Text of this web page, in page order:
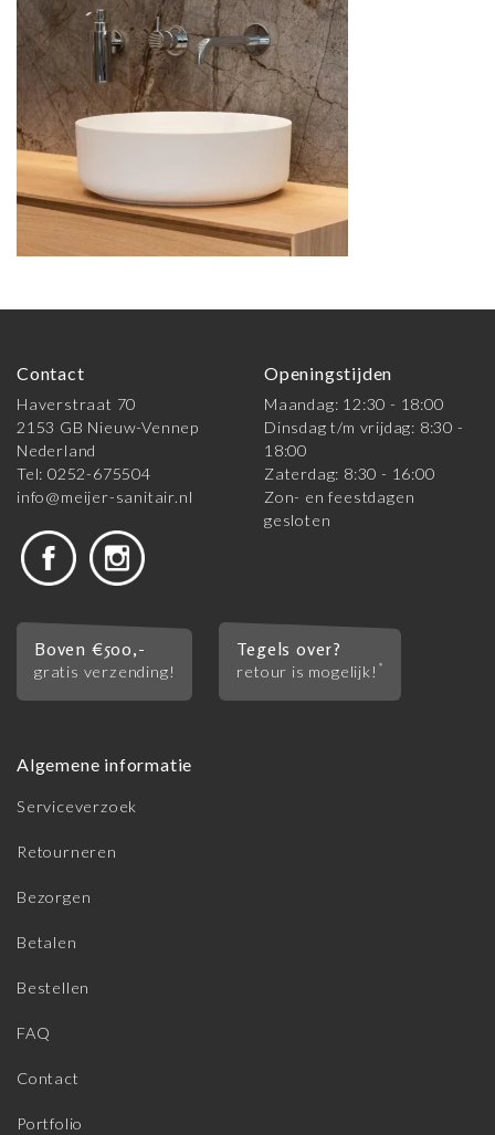
Contact
Haverstraat 70
2153 GB Nieuw-Vennep
Nederland
Tel: 0252-675504
info@meijer-sanitair.nl
Openingstijden
Maandag: 12:30 - 18:00
Dinsdag t/m vrijdag: 8:30 -
18:00
Zaterdag: 8:30 - 16:00
Zon- en feestdagen
gesloten
Boven €500,-
gratis verzending!
Tegels over?
retour is mogelijk! *
Algemene informatie
Serviceverzoek
Retourneren
Bezorgen
Betalen
Bestellen
FAQ
Contact
Portfolio